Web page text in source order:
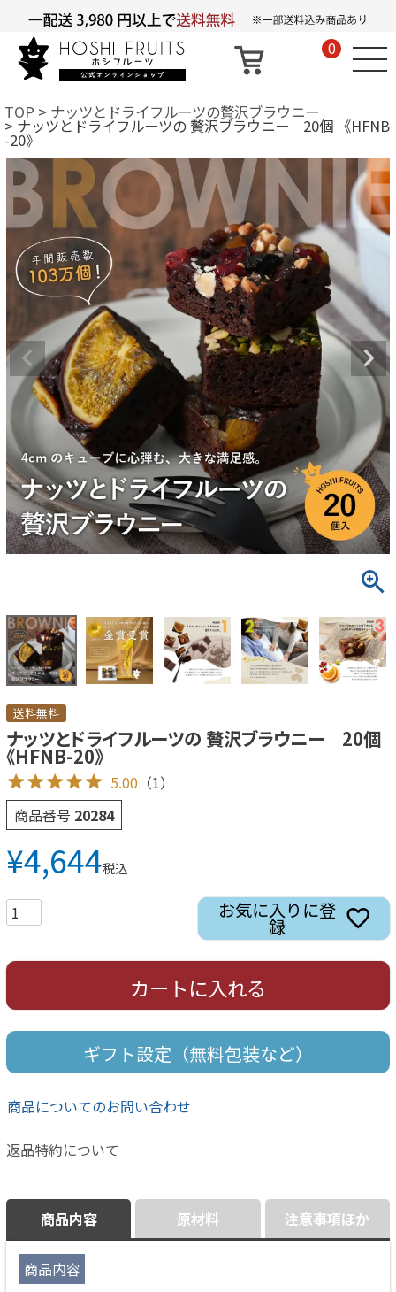
0
TOP ナッツとドライフルーツの贅沢ブラウニー
ナッツとドライフルーツの 贅沢ブラウニー 20個 《HFNB
-20》
送料無料
ナッツとドライフルーツの 贅沢ブラウニー 20個
《HFNB-20》
5.00 （1）
商品番号 20284
¥4,644税込
お気に入りに登
録
カートに入れる
ギフト設定（無料包装など）
商品についてのお問い合わせ
返品特約について
商品内容
商品内容
原材料 注意事項ほか